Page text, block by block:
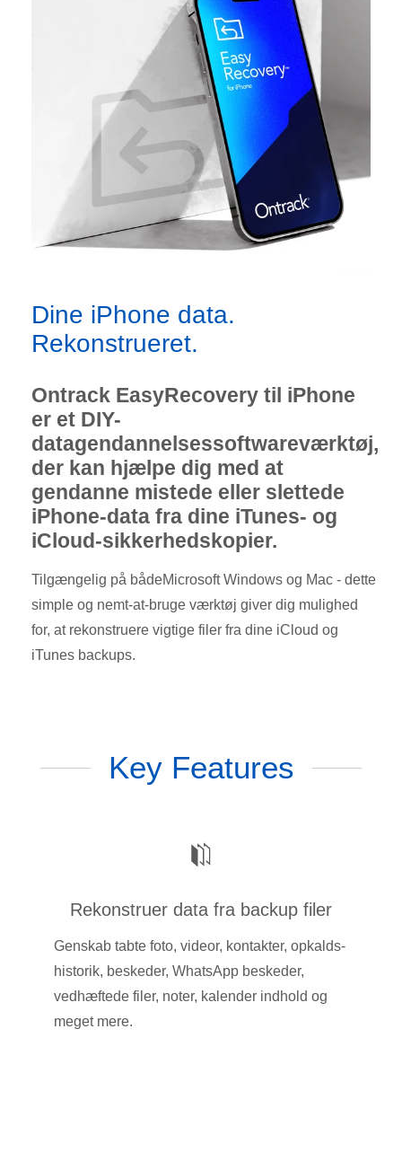
Dine iPhone data.
Rekonstrueret.
Ontrack EasyRecovery til iPhone
er et DIY-
datagendannelsessoftwareværktøj,
der kan hjælpe dig med at
gendanne mistede eller slettede
iPhone-data fra dine iTunes- og
iCloud-sikkerhedskopier.
Tilgængelig på bådeMicrosoft Windows og Mac - dette
simple og nemt-at-bruge værktøj giver dig mulighed
for, at rekonstruere vigtige filer fra dine iCloud og
iTunes backups.
Key Features
Rekonstruer data fra backup filer
Genskab tabte foto, videor, kontakter, opkalds-
historik, beskeder, WhatsApp beskeder,
vedhæftede filer, noter, kalender indhold og
meget mere.